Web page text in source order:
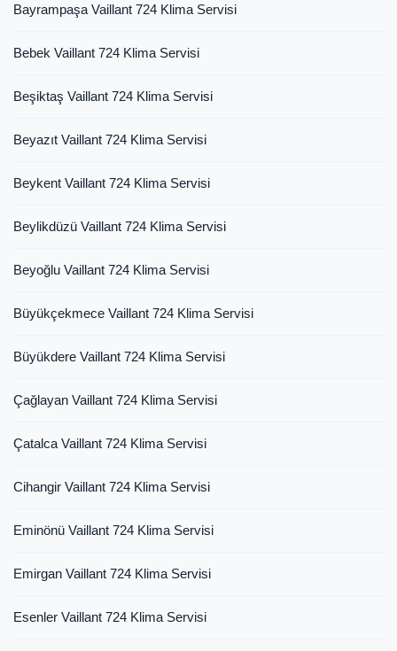
Bayrampaşa Vaillant 724 Klima Servisi
Bebek Vaillant 724 Klima Servisi
Beşiktaş Vaillant 724 Klima Servisi
Beyazıt Vaillant 724 Klima Servisi
Beykent Vaillant 724 Klima Servisi
Beylikdüzü Vaillant 724 Klima Servisi
Beyoğlu Vaillant 724 Klima Servisi
Büyükçekmece Vaillant 724 Klima Servisi
Büyükdere Vaillant 724 Klima Servisi
Çağlayan Vaillant 724 Klima Servisi
Çatalca Vaillant 724 Klima Servisi
Cihangir Vaillant 724 Klima Servisi
Eminönü Vaillant 724 Klima Servisi
Emirgan Vaillant 724 Klima Servisi
Esenler Vaillant 724 Klima Servisi